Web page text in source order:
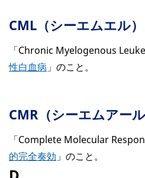
CML（シーエムエル）
「Chronic Myelogenous
性白血病 」のこと。
CMR（シーエムアール
「Complete Molecular
的完全奏効 」のこと。